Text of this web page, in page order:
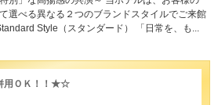
選べる異なる２つのブランドスタイルでご来館
Style（スタンダード） 「日常を、も...
用ＯＫ！！★☆